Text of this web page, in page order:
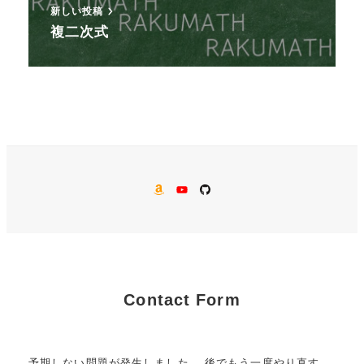
新しい投稿
複二次式
AMAZON
YouTube
GitHub
Contact Form